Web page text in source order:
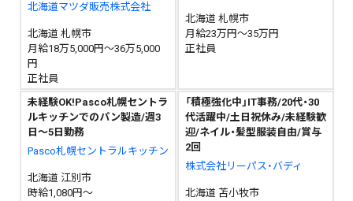
北海道マツダ販売株式会社
北海道 札幌市
月給18万5,000円～36万5,000
円
正社員
北海道 札幌市
月給23万円～35万円
正社員
未経験OK!Pasco札幌セントラ
ルキッチンでのパン製造/週3
日～5日勤務
Pasco札幌セントラルキッチン
北海道 江別市
時給1,080円～
「積極強化中」IT事務/20代・30
代活躍中/土日祝休み/未経験歓
迎/ネイル・髪型服装自由/賞与
2回
株式会社リーパス・バディ
北海道 苫小牧市